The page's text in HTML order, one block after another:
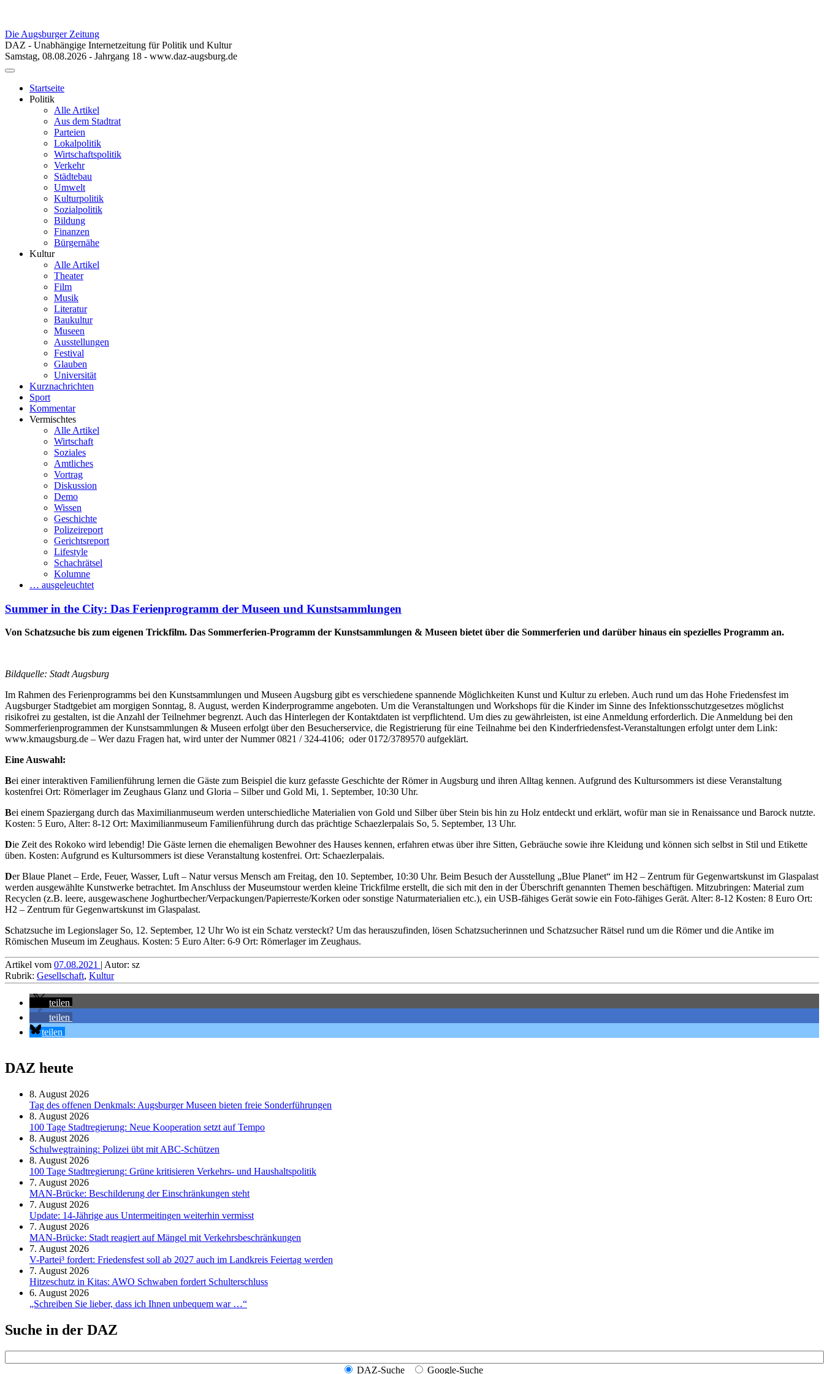
Die Augsburger Zeitung
DAZ - Unabhängige Internetzeitung für Politik und Kultur
Samstag, 08.08.2026 - Jahrgang 18 - www.daz-augsburg.de
Toggle
navigationStartseite
Politik
Alle Artikel
Aus dem Stadtrat
Parteien
Lokalpolitik
Wirtschaftspolitik
Verkehr
Städtebau
Umwelt
Kulturpolitik
Sozialpolitik
Bildung
Finanzen
Bürgernähe
Kultur
Alle Artikel
Theater
Film
Musik
Literatur
Baukultur
Museen
Ausstellungen
Festival
Glauben
Universität
Kurznachrichten
Sport
Kommentar
Vermischtes
Alle Artikel
Wirtschaft
Soziales
Amtliches
Vortrag
Diskussion
Demo
Wissen
Geschichte
Polizeireport
Gerichtsreport
Lifestyle
Schachrätsel
Kolumne
… ausgeleuchtet
Summer in the City: Das Ferienprogramm der Museen und Kunstsammlungen
Von Schatzsuche bis zum eigenen Trickfilm. Das Sommerferien-Programm der Kunstsammlungen & Museen bietet über die Sommerferien und darüber hinaus ein spezielles Programm an.
Bildquelle: Stadt Augsburg
Im Rahmen des Ferienprogramms bei den Kunstsammlungen und Museen Augsburg gibt es verschiedene spannende Möglichkeiten Kunst und Kultur zu erleben. Auch rund um das Hohe Friedensfest im
Augsburger Stadtgebiet am morgigen Sonntag, 8. August, werden Kinderprogramme angeboten. Um die Veranstaltungen und Workshops für die Kinder im Sinne des Infektionsschutzgesetzes möglichst
risikofrei zu gestalten, ist die Anzahl der Teilnehmer begrenzt. Auch das Hinterlegen der Kontaktdaten ist verpflichtend. Um dies zu gewährleisten, ist eine Anmeldung erforderlich. Die Anmeldung bei den
Sommerferienprogrammen der Kunstsammlungen & Museen erfolgt über den Besucherservice, die Registrierung für eine Teilnahme bei den Kinderfriedensfest-Veranstaltungen erfolgt unter dem Link:
www.kmaugsburg.de – Wer dazu Fragen hat, wird unter der Nummer 0821 / 324-4106; oder 0172/3789570 aufgeklärt.
Eine Auswahl:
Bei einer interaktiven Familienführung lernen die Gäste zum Beispiel die kurz gefasste Geschichte der Römer in Augsburg und ihren Alltag kennen. Aufgrund des Kultursommers ist diese Veranstaltung
kostenfrei Ort: Römerlager im Zeughaus Glanz und Gloria – Silber und Gold Mi, 1. September, 10:30 Uhr.
Bei einem Spaziergang durch das Maximilianmuseum werden unterschiedliche Materialien von Gold und Silber über Stein bis hin zu Holz entdeckt und erklärt, wofür man sie in Renaissance und Barock nutzte.
Kosten: 5 Euro, Alter: 8-12 Ort: Maximilianmuseum Familienführung durch das prächtige Schaezlerpalais So, 5. September, 13 Uhr.
Die Zeit des Rokoko wird lebendig! Die Gäste lernen die ehemaligen Bewohner des Hauses kennen, erfahren etwas über ihre Sitten, Gebräuche sowie ihre Kleidung und können sich selbst in Stil und Etikette
üben. Kosten: Aufgrund es Kultursommers ist diese Veranstaltung kostenfrei. Ort: Schaezlerpalais.
Der Blaue Planet – Erde, Feuer, Wasser, Luft – Natur versus Mensch am Freitag, den 10. September, 10:30 Uhr. Beim Besuch der Ausstellung „Blue Planet“ im H2 – Zentrum für Gegenwartskunst im Glaspalast
werden ausgewählte Kunstwerke betrachtet. Im Anschluss der Museumstour werden kleine Trickfilme erstellt, die sich mit den in der Überschrift genannten Themen beschäftigen. Mitzubringen: Material zum
Recyclen (z.B. leere, ausgewaschene Joghurtbecher/Verpackungen/Papierreste/Korken oder sonstige Naturmaterialien etc.), ein USB-fähiges Gerät sowie ein Foto-fähiges Gerät. Alter: 8-12 Kosten: 8 Euro Ort:
H2 – Zentrum für Gegenwartskunst im Glaspalast.
Schatzsuche im Legionslager So, 12. September, 12 Uhr Wo ist ein Schatz versteckt? Um das herauszufinden, lösen Schatzsucherinnen und Schatzsucher Rätsel rund um die Römer und die Antike im
Römischen Museum im Zeughaus. Kosten: 5 Euro Alter: 6-9 Ort: Römerlager im Zeughaus.
Artikel vom 07.08.2021 | Autor: sz
Rubrik: Gesellschaft, Kultur
teilen
teilen
teilen
DAZ heute
8. August 2026
Tag des offenen Denkmals: Augsburger Museen bieten freie Sonderführungen
8. August 2026
100 Tage Stadtregierung: Neue Kooperation setzt auf Tempo
8. August 2026
Schul­weg­trai­ning: Poli­zei übt mit ABC-Schüt­zen
8. August 2026
100 Tage Stadtregierung: Grüne kritisieren Verkehrs- und Haushaltspolitik
7. August 2026
MAN-Brücke: Beschilderung der Einschränkungen steht
7. August 2026
Update: 14-Jährige aus Untermeitingen weiterhin vermisst
7. August 2026
MAN-Brücke: Stadt reagiert auf Mängel mit Verkehrsbeschränkungen
7. August 2026
V-Partei­³ fordert: Friedens­fest soll ab 2027 auch im Land­kreis Feier­tag werden
7. August 2026
Hitzeschutz in Kitas: AWO Schwaben fordert Schulterschluss
6. August 2026
„Schreiben Sie lieber, dass ich Ihnen unbequem war …“
Suche in der DAZ
DAZ-Suche Google-Suche